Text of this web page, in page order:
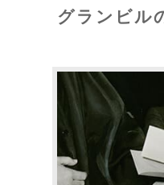
グランビル